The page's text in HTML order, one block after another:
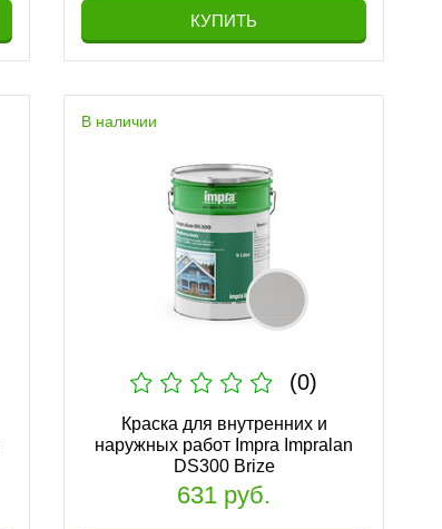
КУПИТЬ
В наличии
(0)
Краска для внутренних и
наружных работ Impra Impralan
DS300 Brize
631 руб.